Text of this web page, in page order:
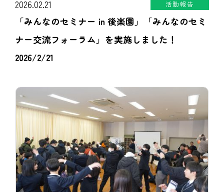
2026.02.21 活動報告
「みんなのセミナー in 後楽園」「みんなのセミ
ナー交流フォーラム」を実施しました！
2026/2/21